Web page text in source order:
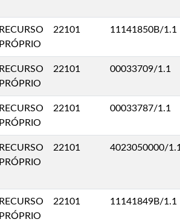
RECURSO
PRÓPRIO
22101 11141850B/1.1
RECURSO
PRÓPRIO
22101 00033709/1.1
RECURSO
PRÓPRIO
22101 00033787/1.1
RECURSO
PRÓPRIO
22101 4023050000/1.1
RECURSO
PRÓPRIO
22101 11141849B/1.1